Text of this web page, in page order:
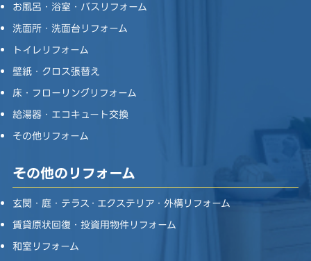
お風呂・浴室・バスリフォーム
洗面所・洗面台リフォーム
トイレリフォーム
壁紙・クロス張替え
床・フローリングリフォーム
給湯器・エコキュート交換
その他リフォーム
その他のリフォーム
玄関・庭・テラス・エクステリア・外構リフォーム
賃貸原状回復・投資用物件リフォーム
和室リフォーム